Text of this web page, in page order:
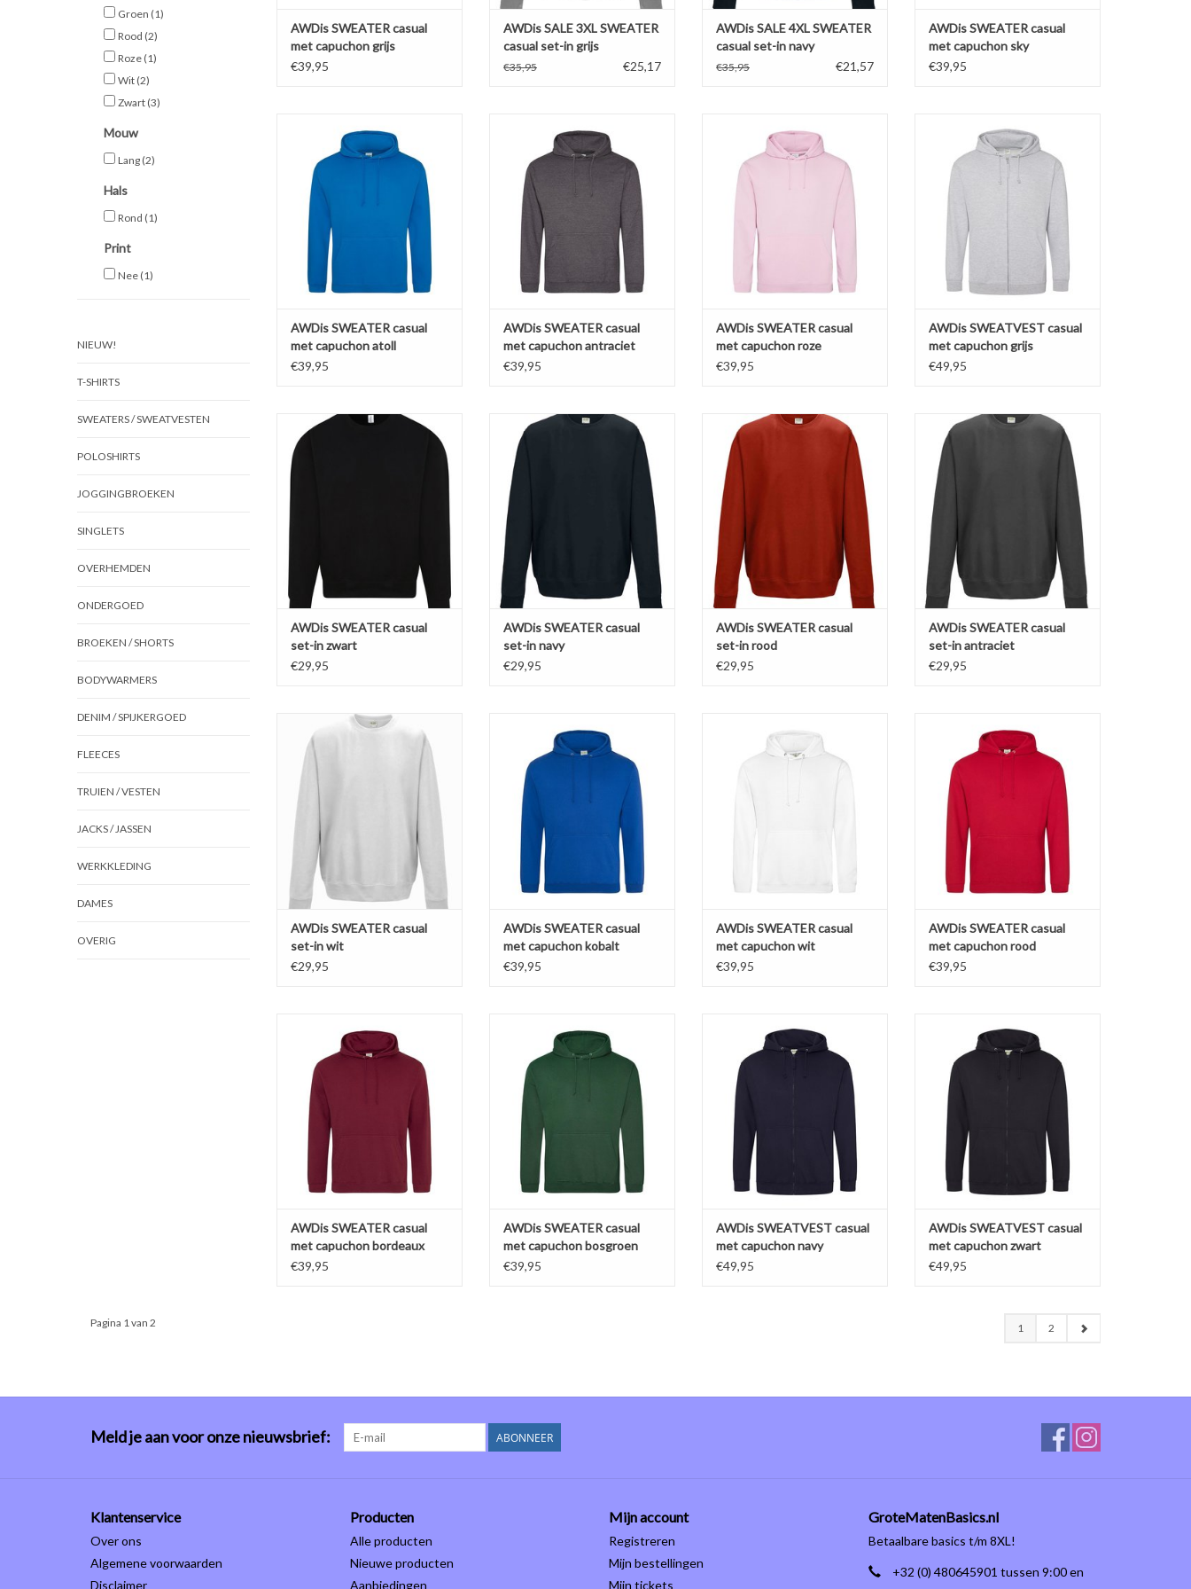
Groen (1)
Rood (2)
Roze (1)
Wit (2)
Zwart (3)
Mouw
Lang (2)
Hals
Rond (1)
Print
Nee (1)
NIEUW!
T-SHIRTS
SWEATERS / SWEATVESTEN
POLOSHIRTS
JOGGINGBROEKEN
SINGLETS
OVERHEMDEN
ONDERGOED
BROEKEN / SHORTS
BODYWARMERS
DENIM / SPIJKERGOED
FLEECES
TRUIEN / VESTEN
JACKS / JASSEN
WERKKLEDING
DAMES
OVERIG
AWDis SWEATER casual
met capuchon grijs
€39,95
AWDis SALE 3XL SWEATER
casual set-in grijs
€35,95 €25,17
AWDis SALE 4XL SWEATER
casual set-in navy
€35,95 €21,57
AWDis SWEATER casual
met capuchon sky
€39,95
capuchon in het atoll blauw van
AWDis 'JH001'Verkrijgbaar in 13
kleuren in de maten S t/m 5XL.
Gemaakt van 80% ringgesponnen
katoen en 20% polyester.
Soft-brushed inside. Zware
kwaliteit 280 g/m2. Fraai afgewerkt.
TOEVOEGEN AAN WINKELWAGEN
AWDis SWEATER casual
met capuchon atoll
€39,95
SWEATER met capuchon van AWDis
'JH001'Verkrijgbaar in 13 kleuren in
Gemaakt van 80% ringgesponnen
katoen en 20% polyester.
Soft-brushed inside. Zware
kwaliteit 280 g/m2. Fraai afgewerkt.
TOEVOEGEN AAN WINKELWAGEN
AWDis SWEATER casual
met capuchon antraciet
€39,95
capuchon van AWDis
'JH001'Verkrijgbaar in 13 kleuren in
Gemaakt van 80% ringgesponnen
katoen en 20% polyester.
Soft-brushed inside. Zware
kwaliteit 280 g/m2. Fraai afgewerkt.
Afhangend schouder model
TOEVOEGEN AAN WINKELWAGEN
AWDis SWEATER casual
met capuchon roze
€39,95
SWEATVEST met capuchon van
AWDis 'JH050'. Verkrijgbaar in 3
kleuren in de maten S t/m 5XL.
Gemaakt van 80% ringgesponnen
katoen en 20% polyester.
Soft-brushed inside. Fraai
Afhangend schouder model.
Zachte katoen
AWDis SWEATVEST casual
met capuchon grijs
€49,95
Mooie zwarte casual Set-In
'JH030'Verkrijgbaar in 9 kleuren in
Gemaakt van 80% ringgesponnen
Sweatshirts vallen ruim!
TOEVOEGEN AAN WINKELWAGEN
AWDis SWEATER casual
set-in zwart
€29,95
Mooie donker blauwe casual Set-In
'JH030'Verkrijgbaar in 9 kleuren in
Gemaakt van 80% ringgesponnen
Sweatshirts vallen ruim!
TOEVOEGEN AAN WINKELWAGEN
AWDis SWEATER casual
set-in navy
€29,95
Mooie rode casual Set-In SWEATER
van AWDis 'JH030'Verkrijgbaar in 9
kleuren in de maten S t/m 5XL.
Gemaakt van 80% ringgesponnen
katoen en 20% polyester.
Sweatshirts vallen ruim!
TOEVOEGEN AAN WINKELWAGEN
AWDis SWEATER casual
set-in rood
€29,95
Mooie antraciet grijze casual Set-In
'JH030'Verkrijgbaar in 9 kleuren in
Gemaakt van 80% ringgesponnen
Sweatshirts vallen ruim!
TOEVOEGEN AAN WINKELWAGEN
AWDis SWEATER casual
set-in antraciet
€29,95
Mooie wit casual Set-In SWEATER
van AWDis 'JH030'Verkrijgbaar in 9
kleuren in de maten S t/m 5XL.
Gemaakt van 80% ringgesponnen
katoen en 20% polyester.
Sweatshirts vallen ruim!
TOEVOEGEN AAN WINKELWAGEN
AWDis SWEATER casual
set-in wit
€29,95
SWEATER met capuchon van AWDis
'JH001'Verkrijgbaar in 13 kleuren in
Gemaakt van 80% ringgesponnen
katoen en 20% polyester.
Soft-brushed inside. Zware
kwaliteit 280 g/m2. Fraai afgewerkt.
Afhangend schou
TOEVOEGEN AAN WINKELWAGEN
AWDis SWEATER casual
met capuchon kobalt
€39,95
capuchon in het wit van AWDis
'JH001'Verkrijgbaar in 13 kleuren in
katoen en 20% polyester.
Soft-brushed inside. Zware
TOEVOEGEN AAN WINKELWAGEN
AWDis SWEATER casual
met capuchon wit
€39,95
capuchon van AWDis
'JH001'Verkrijgbaar in 13 kleuren in
Gemaakt van 80% ringgesponnen
katoen en 20% polyester.
Soft-brushed inside. Zware
kwaliteit 280 g/m2. Fraai afgewerkt.
Afhangend schouder model
TOEVOEGEN AAN WINKELWAGEN
AWDis SWEATER casual
met capuchon rood
€39,95
met capuchon van AWDis
'JH001'Verkrijgbaar in 13 kleuren in
Gemaakt van 80% ringgesponnen
katoen en 20% polyester.
Soft-brushed inside. Zware
kwaliteit 280 g/m2. Fraai afgewerkt.
Afhangend schouder m
TOEVOEGEN AAN WINKELWAGEN
AWDis SWEATER casual
met capuchon bordeaux
€39,95
capuchon in bos groen van AWDis
'JH001'Verkrijgbaar in 13 kleuren in
Gemaakt van 80% ringgesponnen
katoen en 20% polyester.
Soft-brushed inside. Zware
kwaliteit 280 g/m2. Fraai afgewerkt.
Afhangend schoud
TOEVOEGEN AAN WINKELWAGEN
AWDis SWEATER casual
met capuchon bosgroen
€39,95
capuchon in het donkere navy
blauw van AWDis 'JH050'.
Verkrijgbaar in 3 kleuren in de
maten S t/m 5XL.
Gemaakt van 80% ringgesponnen
katoen en 20% polyester.
Soft-brushed inside. Fraai
afgewerkt.
Afhangend schouder model. Z
AWDis SWEATVEST casual
met capuchon navy
€49,95
met capuchon van AWDis 'JH050'.
Verkrijgbaar in 3 kleuren in de
Gemaakt van 80% ringgesponnen
Soft-brushed inside. Fraai
Afhangend schouder model.
Zachte katoenen sto
AWDis SWEATVEST casual
met capuchon zwart
€49,95
Pagina 1 van 2 1 2
Meld je aan voor onze nieuwsbrief: ABONNEER
Klantenservice
Over ons
Algemene voorwaarden
Disclaimer
Producten
Alle producten
Nieuwe producten
Aanbiedingen
Mijn account
Registreren
Mijn bestellingen
Mijn tickets
GroteMatenBasics.nl
Betaalbare basics t/m 8XL!
+32 (0) 480645901 tussen 9:00 en